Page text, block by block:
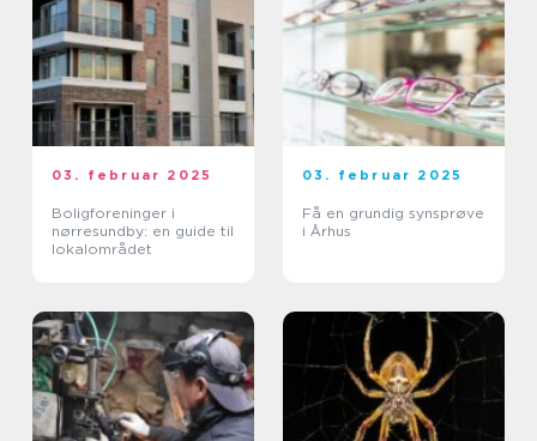
03. februar 2025
Boligforeninger i
nørresundby: en guide til
lokalområdet
03. februar 2025
Få en grundig synsprøve
i Århus